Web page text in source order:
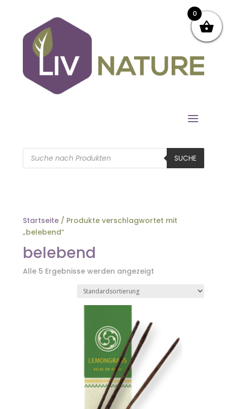
Products
search SUCHE
Startseite/ Produkte verschlagwortet mit
„belebend“
belebend
Alle 5 Ergebnisse werden angezeigt
0